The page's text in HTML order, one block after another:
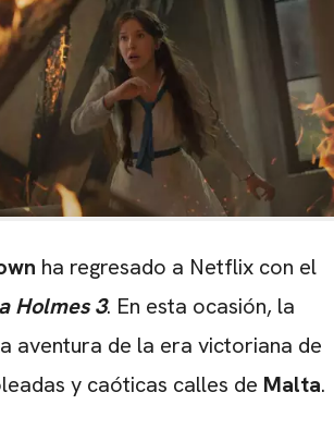
ha regresado a Netflix con el
Holmes 3. En esta ocasión, la
aventura de la era victoriana de
y caóticas calles de Malta.